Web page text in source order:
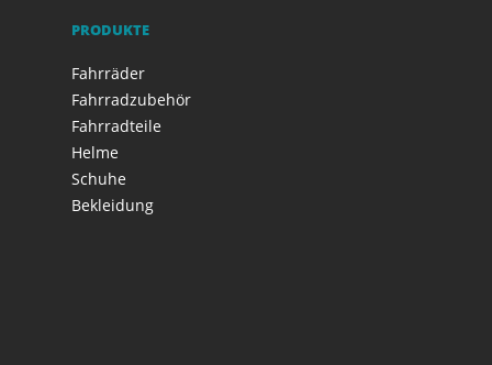
PRODUKTE
Fahrräder
Fahrradzubehör
Fahrradteile
Helme
Schuhe
Bekleidung